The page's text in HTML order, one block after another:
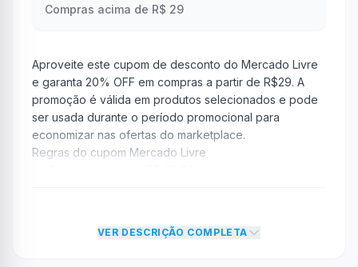
Compras acima de R$ 29
Aproveite este cupom de desconto do Mercado Livre
e garanta 20% OFF em compras a partir de R$29. A
promoção é válida em produtos selecionados e pode
ser usada durante o período promocional para
economizar nas ofertas do marketplace.
Regras do cupom Mercado Livre
Vencimento: Válido até 14/03/2026
VER DESCRIÇÃO COMPLETA